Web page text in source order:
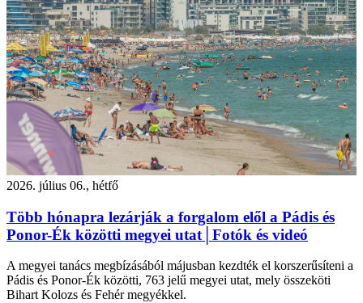
2026. július 06., hétfő
Több hónapra lezárják a forgalom elől a Pádis és
Ponor-Ék közötti megyei utat│Fotók és videó
A megyei tanács megbízásából májusban kezdték el korszerűsíteni a
Pádis és Ponor-Ék közötti, 763 jelű megyei utat, mely összeköti
Bihart Kolozs és Fehér megyékkel.